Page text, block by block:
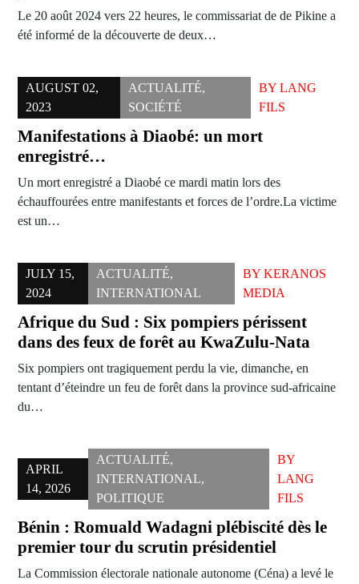
Le 20 août 2024 vers 22 heures, le commissariat de de Pikine a
été informé de la découverte de deux…
AUGUST 02,
2023
ACTUALITÉ,
SOCIÉTÉ
BY LANG
FILS
Manifestations à Diaobé: un mort
enregistré…
Un mort enregistré a Diaobé ce mardi matin lors des
échauffourées entre manifestants et forces de l’ordre.La victime
est un…
JULY 15,
2024
ACTUALITÉ,
INTERNATIONAL
BY KERANOS
MEDIA
Afrique du Sud : Six pompiers périssent
dans des feux de forêt au KwaZulu-Nata
Six pompiers ont tragiquement perdu la vie, dimanche, en
tentant d’éteindre un feu de forêt dans la province sud-africaine
du…
APRIL
14, 2026
ACTUALITÉ,
INTERNATIONAL,
POLITIQUE
BY
LANG
FILS
Bénin : Romuald Wadagni plébiscité dès le
premier tour du scrutin présidentiel
La Commission électorale nationale autonome (Céna) a levé le